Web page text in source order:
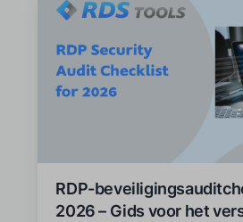
RDP-
2026 – Gids voor het